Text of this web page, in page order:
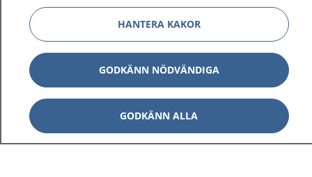
Om 1177 Visa
Kontakt Visa
Behandling av personuppgifter
Hantering av kakor
HANTERA KAKOR
GODKÄNN NÖDVÄNDIGA
GODKÄNN ALLA